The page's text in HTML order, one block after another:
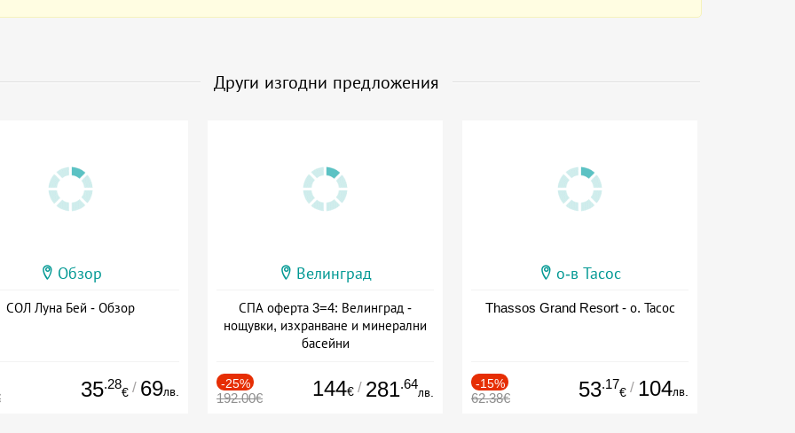
Други изгодни предложения
Обзор
СОЛ Луна Бей - Обзор
35.28
€ / 69лв.
Велинград
СПА оферта 3=4: Велинград -
нощувки, изхранване и минерални
басейни
-25%
192.00€ 144€ / 281.64
лв.
о-в Тасос
Thassos Grand Resort - о. Тасос
-15%
62.38€ 53.17
€ / 104лв.